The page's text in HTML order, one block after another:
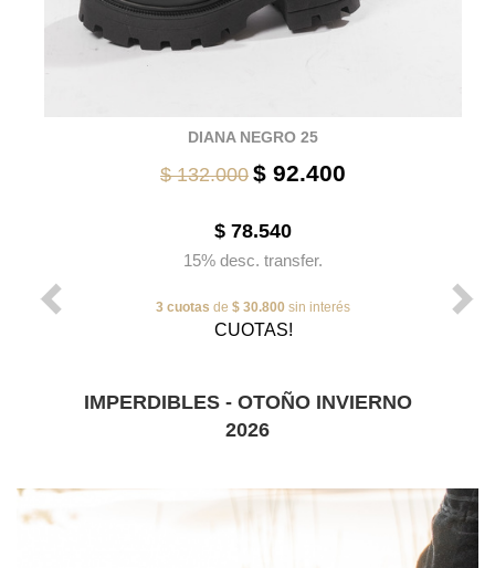
DIANA NEGRO 25
$ 132.000 $ 92.400
$ 78.540
15% desc. transfer.
3 cuotas de $ 30.800 sin interés
CUOTAS!
IMPERDIBLES - OTOÑO INVIERNO
2026